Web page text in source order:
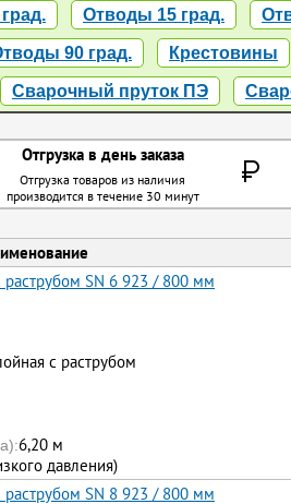
Отводы 15 град.
90 град. Крестовины
Сварочный пруток ПЭ
Отгрузка в день заказа
Отгрузка товаров из наличия
производится в течение 30 минут
раструбом SN 6 923 / 800 мм
с раструбом
6,20 м
давления)
раструбом SN 8 923 / 800 мм